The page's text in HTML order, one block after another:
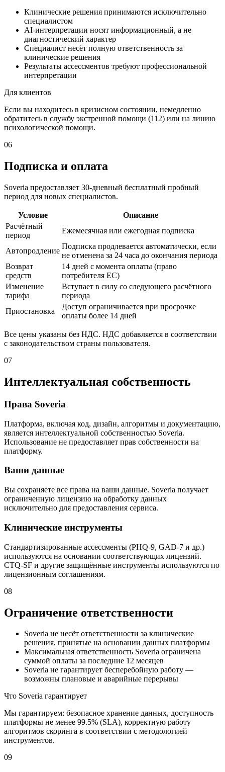
Клинические решения принимаются исключительно
специалистом
AI-интерпретации носят информационный, а не
диагностический характер
Специалист несёт полную ответственность за
клинические решения
Результаты ассессментов требуют профессиональной
интерпретации
Для клиентов
Если вы находитесь в кризисном состоянии, немедленно
обратитесь в службу экстренной помощи (112) или на линию
психологической помощи.
06
Подписка и оплата
Soveria предоставляет 30-дневный бесплатный пробный
период для новых специалистов.
Условие
Описание
Расчётный
период
Ежемесячная или ежегодная подписка
Автопродление
Подписка продлевается автоматически, если
не отменена за 24 часа до окончания периода
Возврат
средств
14 дней с момента оплаты (право
потребителя ЕС)
Изменение
тарифа
Вступает в силу со следующего расчётного
периода
Приостановка
Доступ ограничивается при просрочке
оплаты более 14 дней
Все цены указаны без НДС. НДС добавляется в соответствии
с законодательством страны пользователя.
07
Интеллектуальная собственность
Права Soveria
Платформа, включая код, дизайн, алгоритмы и документацию,
является интеллектуальной собственностью Soveria.
Использование не предоставляет прав собственности на
платформу.
Ваши данные
Вы сохраняете все права на ваши данные. Soveria получает
ограниченную лицензию на обработку данных
исключительно для предоставления сервиса.
Клинические инструменты
Стандартизированные ассессменты (PHQ-9, GAD-7 и др.)
используются на основании соответствующих лицензий.
CTQ-SF и другие защищённые инструменты используются по
лицензионным соглашениям.
08
Ограничение ответственности
Soveria не несёт ответственности за клинические
решения, принятые на основании данных платформы
Максимальная ответственность Soveria ограничена
суммой оплаты за последние 12 месяцев
Soveria не гарантирует бесперебойную работу —
возможны плановые и аварийные перерывы
Что Soveria гарантирует
Мы гарантируем: безопасное хранение данных, доступность
платформы не менее 99.5% (SLA), корректную работу
алгоритмов скоринга в соответствии с методологией
инструментов.
09